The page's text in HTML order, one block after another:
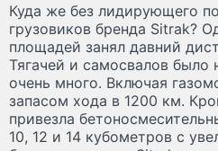
Куда же без лидирующего
грузовиков бренда Sitrak?
площадей занял давний
Тягачей и самосвалов было
очень много. Включая
запасом хода в 1200 км.
привезла
10, 12 и 14 кубометров с